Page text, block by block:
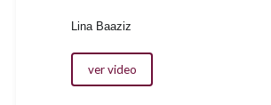
Lina Baaziz
ver video